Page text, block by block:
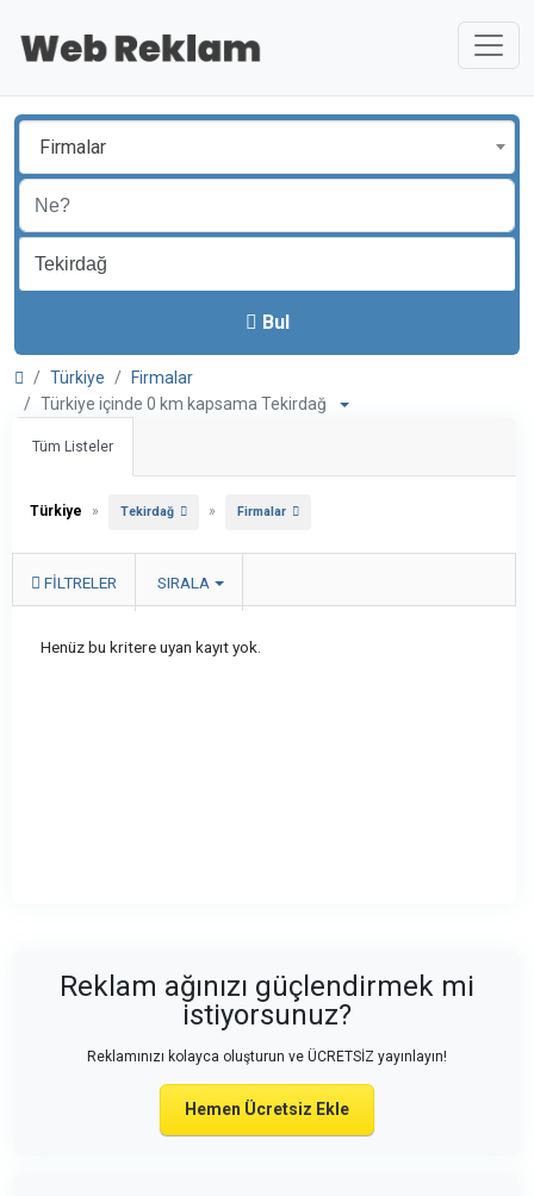
Firmalar
Bul
Türkiye
Firmalar
Türkiye içinde 0 km kapsama Tekirdağ
Tüm Listeler
Türkiye » Tekirdağ » Firmalar
FILTRELER SIRALA
Henüz bu kritere uyan kayıt yok.
Reklam ağınızı güçlendirmek mi
istiyorsunuz?
Reklamınızı kolayca oluşturun ve ÜCRETSİZ yayınlayın!
Hemen Ücretsiz Ekle